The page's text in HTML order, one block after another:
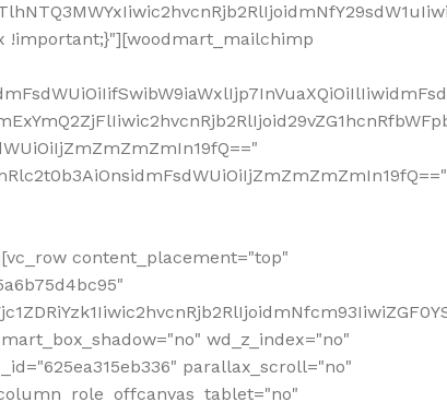
!important;}"][woodmart_mailchimp
content_placement="top"
wd_z_index="no"
parallax_scroll="no"